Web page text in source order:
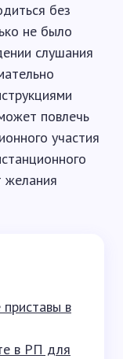
без
не было
слушания
повлечь
участия
желания
в
в РП для